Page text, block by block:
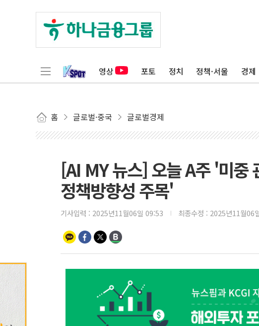
영상 포토 정치 정책·서울 경제
홈 글로벌·중국 글로벌경제
[AI MY 뉴스] 오늘 A주 '미중
정책방향성 주목'
기사입력 : 2025년11월06일 09:53 최종수정 : 2025년11월06